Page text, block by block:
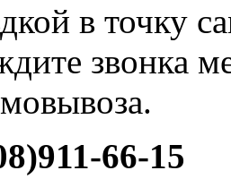
в точку
звонка
66-15